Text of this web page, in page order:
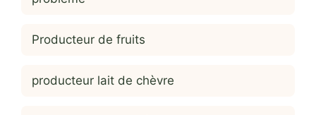
Producteur de fruits
producteur lait de chèvre